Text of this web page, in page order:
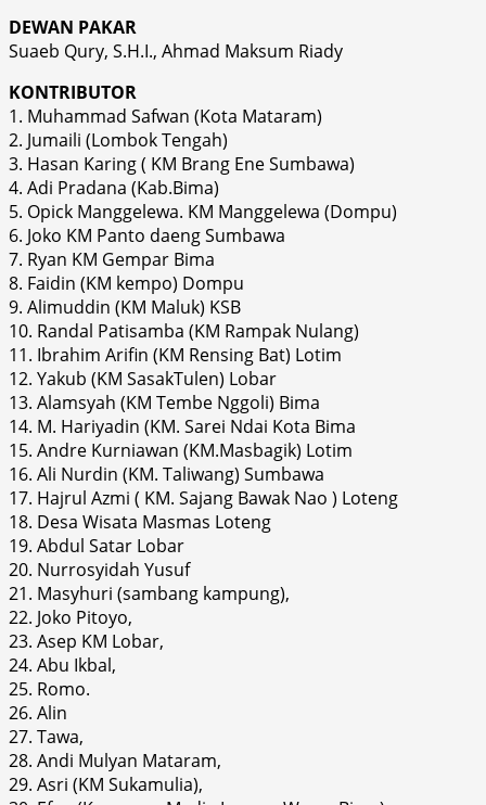
DEWAN PAKAR
Suaeb Qury, S.H.I., Ahmad Maksum Riady
KONTRIBUTOR
1. Muhammad Safwan (Kota Mataram)
2. Jumaili (Lombok Tengah)
3. Hasan Karing ( KM Brang Ene Sumbawa)
4. Adi Pradana (Kab.Bima)
5. Opick Manggelewa. KM Manggelewa (Dompu)
6. Joko KM Panto daeng Sumbawa
7. Ryan KM Gempar Bima
8. Faidin (KM kempo) Dompu
9. Alimuddin (KM Maluk) KSB
10. Randal Patisamba (KM Rampak Nulang)
11. Ibrahim Arifin (KM Rensing Bat) Lotim
12. Yakub (KM SasakTulen) Lobar
13. Alamsyah (KM Tembe Nggoli) Bima
14. M. Hariyadin (KM. Sarei Ndai Kota Bima
15. Andre Kurniawan (KM.Masbagik) Lotim
16. Ali Nurdin (KM. Taliwang) Sumbawa
17. Hajrul Azmi ( KM. Sajang Bawak Nao ) Loteng
18. Desa Wisata Masmas Loteng
19. Abdul Satar Lobar
20. Nurrosyidah Yusuf
21. Masyhuri (sambang kampung),
22. Joko Pitoyo,
23. Asep KM Lobar,
24. Abu Ikbal,
25. Romo.
26. Alin
27. Tawa,
28. Andi Mulyan Mataram,
29. Asri (KM Sukamulia),